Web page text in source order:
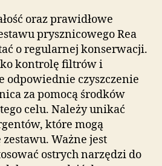
oraz prawidłowe
prysznicowego Rea
o regularnej konserwacji.
kontrolę filtrów i
odpowiednie czyszczenie
za pomocą środków
celu. Należy unikać
które mogą
Ważne jest
ostrych narzędzi do